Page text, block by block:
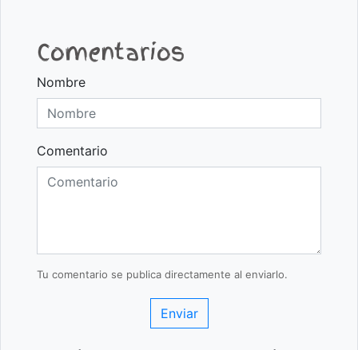
Comentarios
Nombre
Comentario
Tu comentario se publica directamente al enviarlo.
Enviar